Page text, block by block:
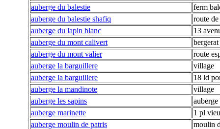
auberge du balestie
ferm
auberge du balestie shafiq
route de
auberge du lapin blanc
13
auberge du mont calivert
bergerat
auberge du mont valier
route
auberge la barguillere
village
auberge la barguillere
18 ld
auberge la mandinote
village
auberge les sapins
auberge marinette
1 pl
auberge moulin de patris
moulin